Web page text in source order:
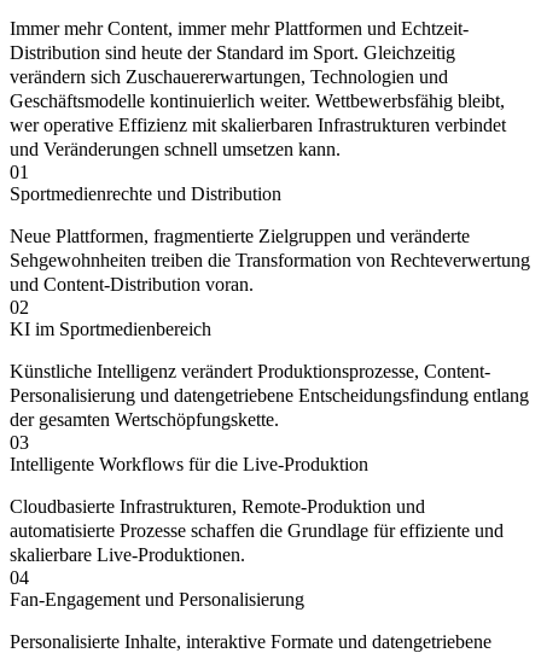
Immer mehr Content, immer mehr Plattformen und Echtzeit-
Distribution sind heute der Standard im Sport. Gleichzeitig
verändern sich Zuschauererwartungen, Technologien und
Geschäftsmodelle kontinuierlich weiter. Wettbewerbsfähig bleibt,
wer operative Effizienz mit skalierbaren Infrastrukturen verbindet
und Veränderungen schnell umsetzen kann.
01
Sportmedienrechte und Distribution
Neue Plattformen, fragmentierte Zielgruppen und veränderte
Sehgewohnheiten treiben die Transformation von Rechteverwertung
und Content-Distribution voran.
02
KI im Sportmedienbereich
Künstliche Intelligenz verändert Produktionsprozesse, Content-
Personalisierung und datengetriebene Entscheidungsfindung entlang
der gesamten Wertschöpfungskette.
03
Intelligente Workflows für die Live-Produktion
Cloudbasierte Infrastrukturen, Remote-Produktion und
automatisierte Prozesse schaffen die Grundlage für effiziente und
skalierbare Live-Produktionen.
04
Fan-Engagement und Personalisierung
Personalisierte Inhalte, interaktive Formate und datengetriebene